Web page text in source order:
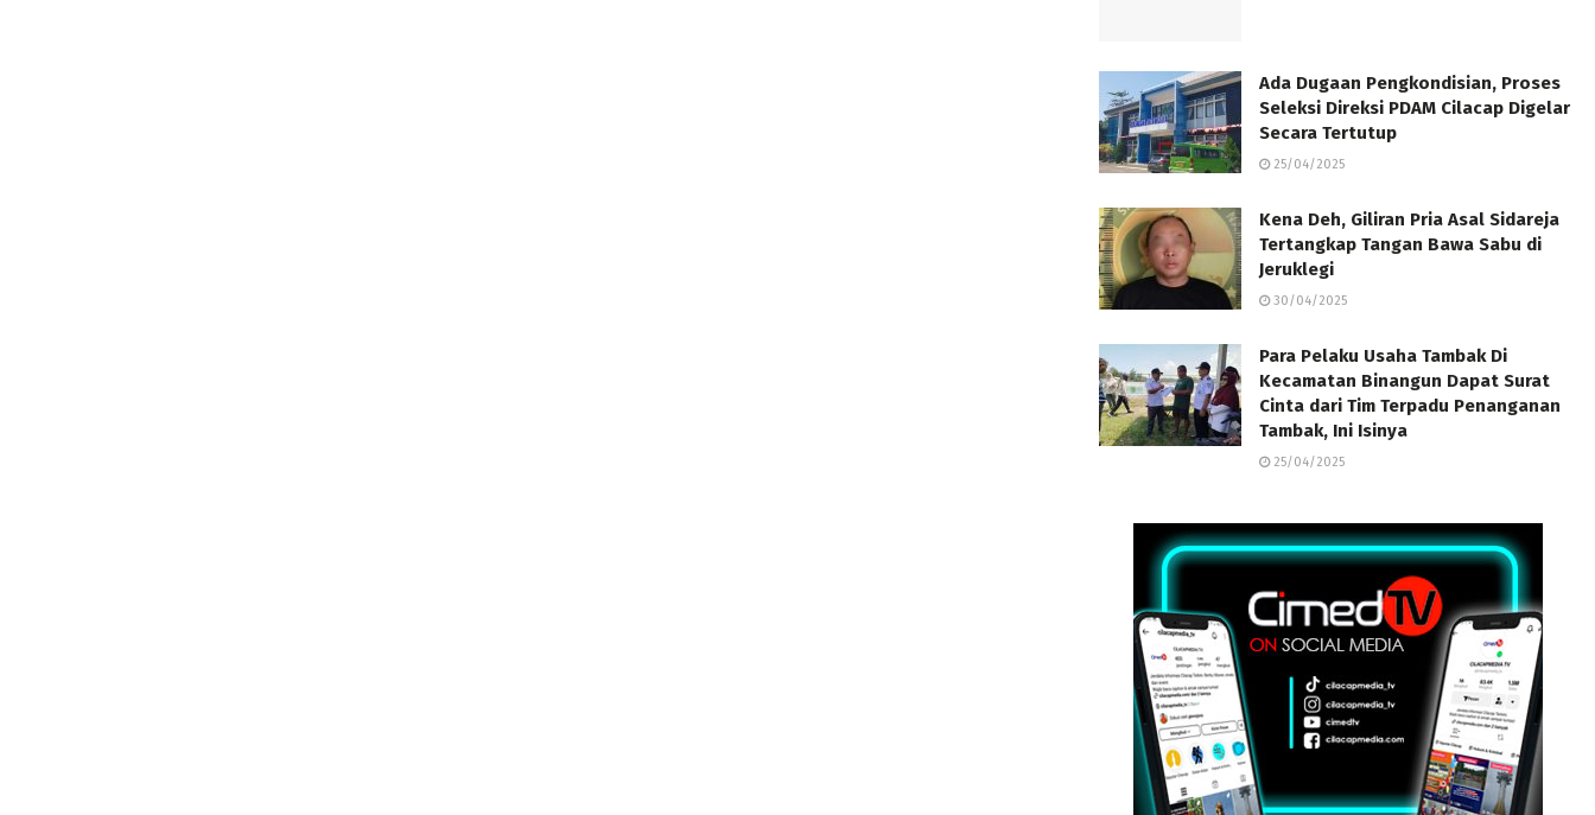
Ada Dugaan Pengkondisian, Proses
Seleksi Direksi PDAM Cilacap Digelar
Secara Tertutup
25/04/2025
Kena Deh, Giliran Pria Asal Sidareja
Tertangkap Tangan Bawa Sabu di
Jeruklegi
30/04/2025
Para Pelaku Usaha Tambak Di
Kecamatan Binangun Dapat Surat
Cinta dari Tim Terpadu Penanganan
Tambak, Ini Isinya
25/04/2025